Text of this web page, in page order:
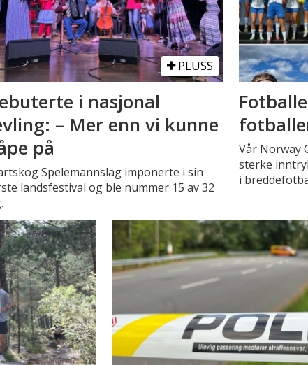
PLUSS
i nasjonal
– Mer enn vi kunne
på
Spelemannslag imponerte i sin
landsfestival og ble nummer 15 av 32
Vår Norway
sterke
i